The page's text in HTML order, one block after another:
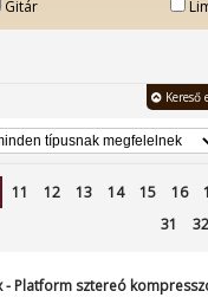
Gitár
Kereső
11 12 13 14 15 16
31
32
- Platform sztereó